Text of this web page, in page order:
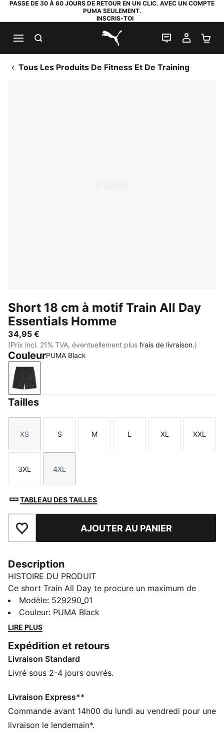
PASSE DE 30 À 60 JOURS DE RETOUR EN UN CLIC. AVEC UN COMPTE
PUMA SEULEMENT.
INSCRIS-TOI
PUMA.com
LIVE CHAT
MON
Tous Les Produits De Fitness Et De Training
Short 18 cm à motif Train All Day
Essentials Homme
34,95 €
(Prix incl. 21% TVA, éventuellement plus frais de livraison.)
CouleurPUMA Black
PUMA Black
Tailles
Taille
XS
Taille
S
Taille
M
Taille
L
Taille
XL
Taille
XXL
Taille
3XL
Taille
4XL
TABLEAU DES TAILLES
Ajouter aux favorisAJOUTER AU PANIER
Description
HISTOIRE DU PRODUIT
Ce short Train All Day te procure un maximum de
confort partout où tu t’entraînes. Léger et confortable,
il intègre la technologie dryCELL qui évacue la
transpiration pour te garder au sec.
GESTION DE L’HUMIDITÉ : le tissu technique dryCELL
évacue l'humidité, pour te garder à l'aise et au sec
Fabriqué à partir de matériaux 100 % recyclés, hors
DÉTAILS
Conçu pour : Entraînement
Coupe : régulière
Modèle: 529290_01
Couleur: PUMA Black
LIRE PLUS
Expédition et retours
Livraison Standard
Livré sous 2-4 jours ouvrés.
Livraison Express**
Commande avant 14h00 du lundi au vendredi pour une
livraison le lendemain*.